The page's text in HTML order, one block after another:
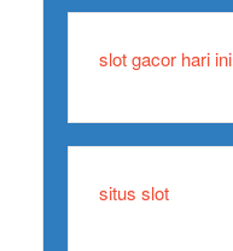
slot gacor hari ini
situs slot